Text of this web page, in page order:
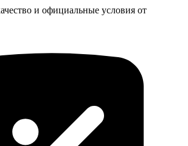
и официальные условия от